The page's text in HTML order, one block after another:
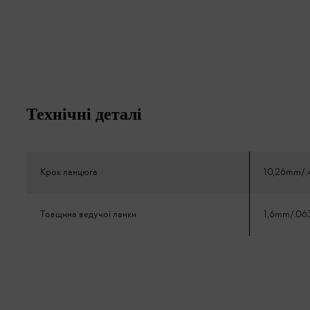
Технічні деталі
Крок ланцюга 10,26mm/
Товщина ведучої ланки 1,6mm/